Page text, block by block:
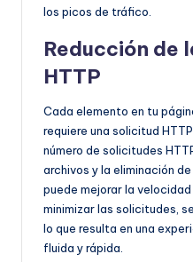
los picos de tráfico.
Reducción de
HTTP
Cada elemento en tu
requiere una solicitud
número de solicitudes
archivos y la eliminación
puede mejorar la
minimizar las solicitudes,
lo que resulta en una
fluida y rápida.